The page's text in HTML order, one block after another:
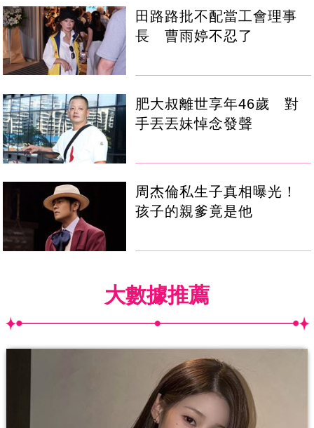
田路路批不配當工會理事
長 曹雨婷不忍了
肥大叔離世享年46歲 對
手丟丟妹悼念發聲
周杰倫私生子真相曝光！
孩子的親爹竟是他
大數據推薦